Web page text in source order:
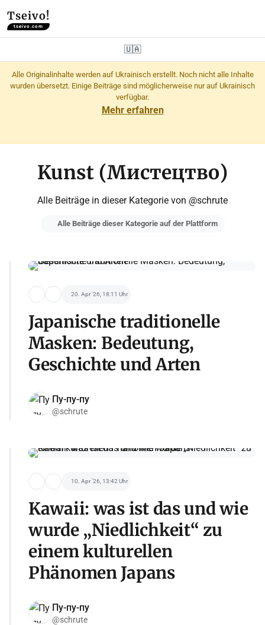
Tseivo!
tseivo.com
🇺🇦
Alle Originalinhalte werden auf Ukrainisch erstellt. Noch nicht alle Inhalte
wurden übersetzt. Einige Beiträge sind möglicherweise nur auf Ukrainisch
verfügbar.
Mehr erfahren
Kunst (Мистецтво)
Alle Beiträge in dieser Kategorie von @schrute
Alle Beiträge dieser Kategorie auf der Plattform
20. Apr '26, 18:11 Uhr
Japanische traditionelle
Masken: Bedeutung,
Geschichte und Arten
Пу-пу-пу
@schrute
10. Apr '26, 13:42 Uhr
Kawaii: was ist das und wie
wurde „Niedlichkeit“ zu
einem kulturellen
Phänomen Japans
Пу-пу-пу
@schrute